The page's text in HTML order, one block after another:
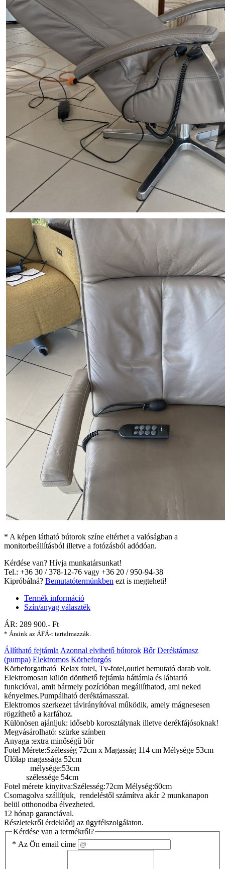
* A képen látható bútorok színe eltérhet a valóságban a
monitorbeállításból illetve a fotózásból adódóan.
Kérdése van? Hívja munkatársunkat!
Tel.: +36 30 / 378-12-76 vagy +36 20 / 950-94-38
Kipróbálná? Bemutatótermünkben ezt is megteheti!
Termék információ
Szín/anyag választék
ÁR: 289 900.- Ft
* Áraink az ÁFÁ-t tartalmazzák.
Állítható fejtámla Azonnal elvihető bútorok Bőr Deréktámasz
(pumpa) Elektromos Körbeforgós
Körbeforgatható Relax fotel, Tv-fotel,outlet bemutató darab volt.
Elektromosan külön dönthető fejtámla háttámla és lábtartó
funkcióval, amit bármely pozícióban megállíthatod, ami neked
kényelmes.Pumpálható deréktámasszal.
Elektromos szerkezet távirányítóval működik, amely mágnesesen
rögzíthető a karfához.
Különösen ajánljuk: idősebb korosztálynak illetve derékfájósoknak!
Megvásárolható: szürke színben
Anyaga :extra minőségű bőr
Fotel Mérete:Szélesség 72cm x Magasság 114 cm Mélysége 53cm
Ülőlap magassága 52cm
mélysége:53cm
szélessége 54cm
Fotel mérete kinyitva:Szélesség:72cm Mélység:60cm
Csomagolva szállítjuk, rendeléstől számítva akár 2 munkanapon
belül otthonodba élvezheted.
12 hónap garanciával.
Részletekről érdeklődj az ügyfélszolgálaton.
Kérdése van a termékről?
* Az Ön email címe